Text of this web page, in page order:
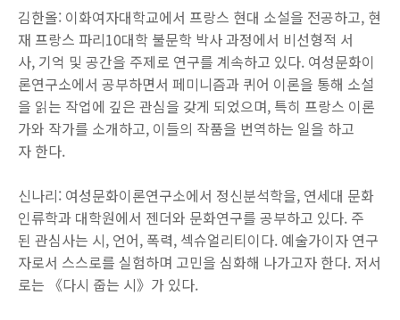
김한올: 이화여자대학교에서 프랑스 현대 소설을 전공하고, 현
재 프랑스 파리10대학 불문학 박사 과정에서 비선형적 서
사, 기억 및 공간을 주제로 연구를 계속하고 있다. 여성문화이
론연구소에서 공부하면서 페미니즘과 퀴어 이론을 통해 소설
을 읽는 작업에 깊은 관심을 갖게 되었으며, 특히 프랑스 이론
가와 작가를 소개하고, 이들의 작품을 번역하는 일을 하고
자 한다.
신나리: 여성문화이론연구소에서 정신분석학을, 연세대 문화
인류학과 대학원에서 젠더와 문화연구를 공부하고 있다. 주
된 관심사는 시, 언어, 폭력, 섹슈얼리티이다. 예술가이자 연구
자로서 스스로를 실험하며 고민을 심화해 나가고자 한다. 저서
로는 《다시 줍는 시》가 있다.